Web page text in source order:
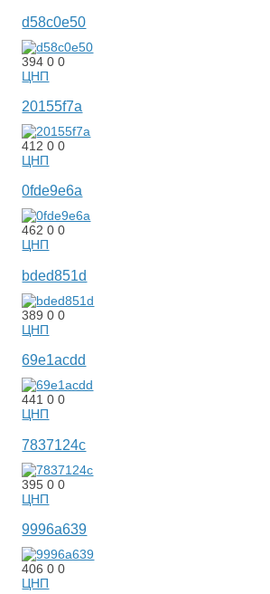
d58c0e50
39400
ЦНП
20155f7a
41200
ЦНП
0fde9e6a
46200
ЦНП
bded851d
38900
ЦНП
69e1acdd
44100
ЦНП
7837124c
39500
ЦНП
9996a639
40600
ЦНП